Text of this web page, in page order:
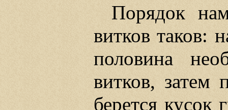
Порядок
витков таков:
половина
витков, затем
берется